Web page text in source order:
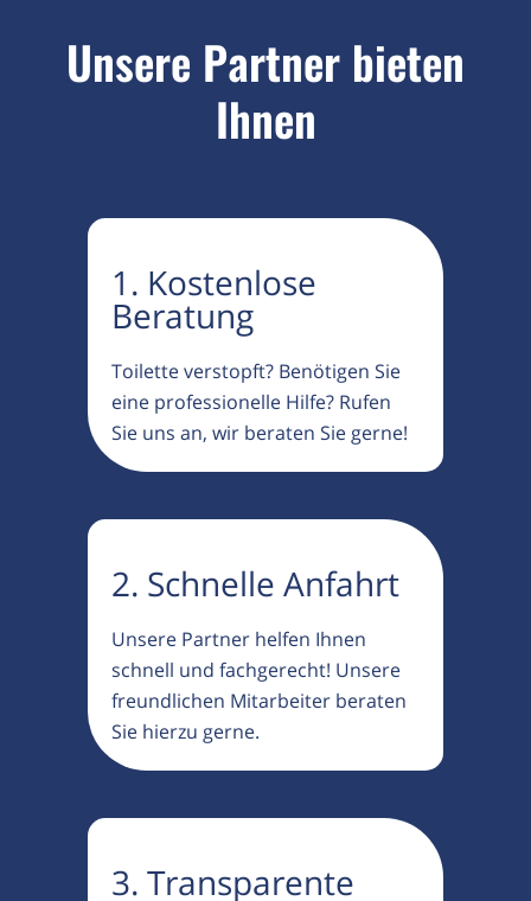
Unsere Partner bieten
Ihnen
1. Kostenlose
Beratung
Toilette verstopft? Benötigen Sie
eine professionelle Hilfe? Rufen
Sie uns an, wir beraten Sie gerne!
2. Schnelle Anfahrt
Unsere Partner helfen Ihnen
schnell und fachgerecht! Unsere
freundlichen Mitarbeiter beraten
Sie hierzu gerne.
3. Transparente